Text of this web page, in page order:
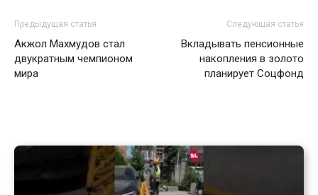
Предыдущая статья
Акжол Махмудов стал
двукратным чемпионом
мира
Следующая статья
Вкладывать пенсионные
накопления в золото
планирует Соцфонд